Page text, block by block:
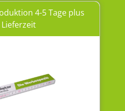
4-5 Tage plus
Lieferzeit